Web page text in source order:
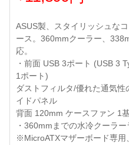
ASUS製、スタイリッシュな
ース。360mmクーラー、
応。
・前面 USB 3ポート (USB 3
1ポート)
ダストフィルタ/優れた通気
イドパネル
背面 120mm ケースファン 1
・360mmまでの水冷クーラ
※MicroATXマザーボード専用